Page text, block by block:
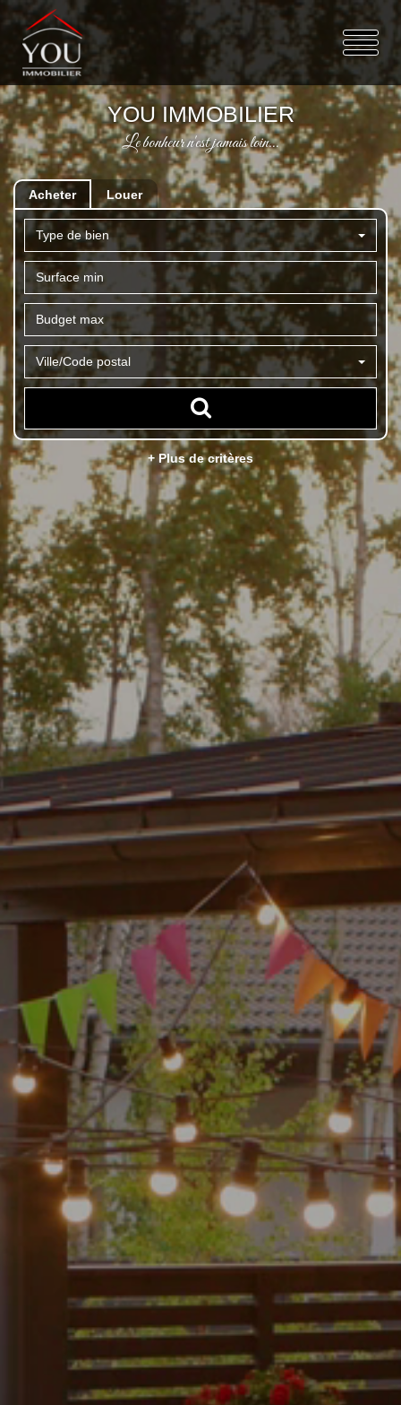
YOU IMMOBILIER
Le bonheur n'est jamais loin...
Acheter Louer
Type de bien
Ville/Code postal
+ Plus de critères